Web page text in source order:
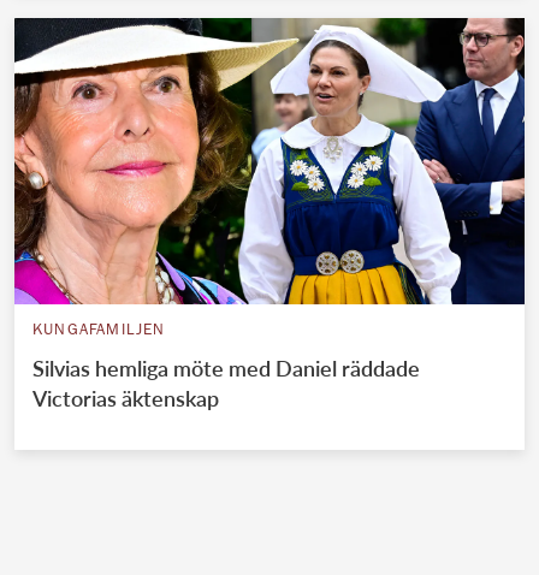
KUNGAFAMILJEN
Silvias hemliga möte med Daniel räddade
Victorias äktenskap